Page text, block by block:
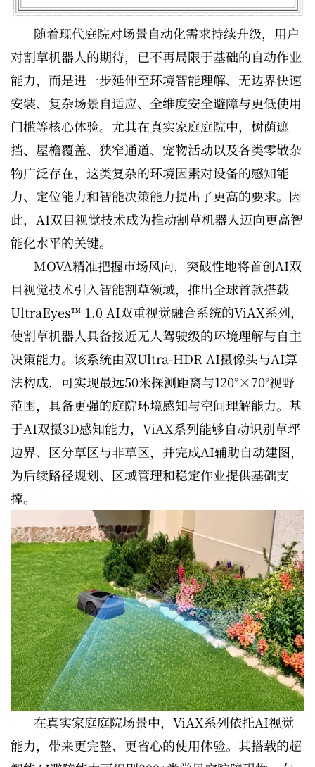
随着现代庭院对场景自动化需求持续升级，用户
对割草机器人的期待，已不再局限于基础的自动作业
能力，而是进一步延伸至环境智能理解、无边界快速
安装、复杂场景自适应、全维度安全避障与更低使用
门槛等核心体验。尤其在真实家庭庭院中，树荫遮
挡、屋檐覆盖、狭窄通道、宠物活动以及各类零散杂
物广泛存在，这类复杂的环境因素对设备的感知能
力、定位能力和智能决策能力提出了更高的要求。因
此，AI双目视觉技术成为推动割草机器人迈向更高智
能化水平的关键。
MOVA精准把握市场风向，突破性地将首创AI双
目视觉技术引入智能割草领域，推出全球首款搭载
UltraEyes™ 1.0 AI双重视觉融合系统的ViAX系列，
使割草机器人具备接近无人驾驶级的环境理解与自主
决策能力。该系统由双Ultra-HDR AI摄像头与AI算
法构成，可实现最远50米探测距离与120°×70°视野
范围，具备更强的庭院环境感知与空间理解能力。基
于AI双摄3D感知能力，ViAX系列能够自动识别草坪
边界、区分草区与非草区，并完成AI辅助自动建图，
为后续路径规划、区域管理和稳定作业提供基础支
撑。
在真实家庭庭院场景中，ViAX系列依托AI视觉
能力，带来更完整、更省心的使用体验。其搭载的超